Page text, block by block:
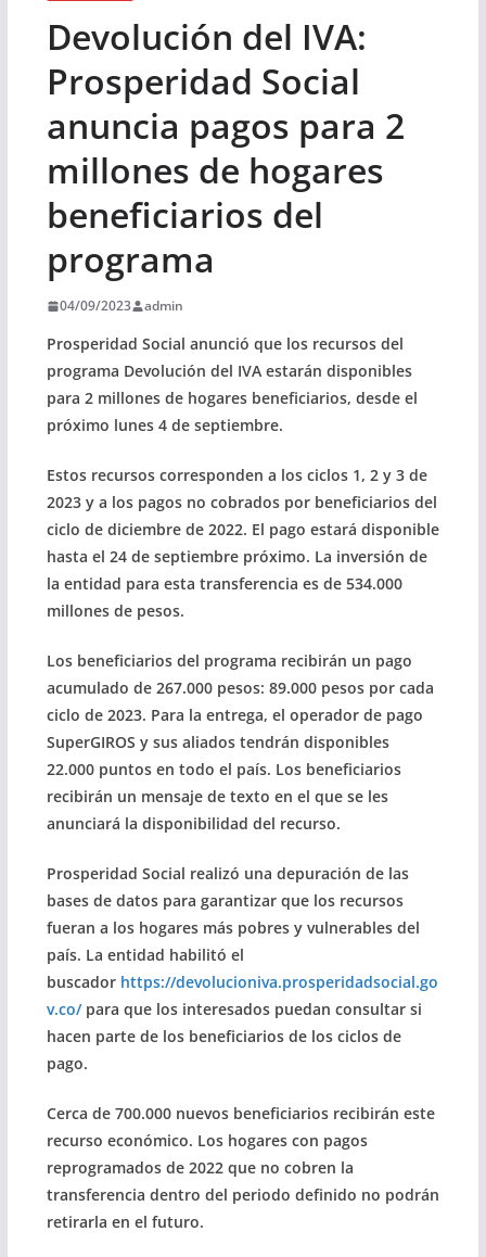
Devolución del IVA:
Prosperidad Social
anuncia pagos para 2
millones de hogares
beneficiarios del
programa
04/09/2023 admin
Prosperidad Social anunció que los recursos del
programa Devolución del IVA estarán disponibles
para 2 millones de hogares beneficiarios, desde el
próximo lunes 4 de septiembre.
Estos recursos corresponden a los ciclos 1, 2 y 3 de
2023 y a los pagos no cobrados por beneficiarios del
ciclo de diciembre de 2022. El pago estará disponible
hasta el 24 de septiembre próximo. La inversión de
la entidad para esta transferencia es de 534.000
millones de pesos.
Los beneficiarios del programa recibirán un pago
acumulado de 267.000 pesos: 89.000 pesos por cada
ciclo de 2023. Para la entrega, el operador de pago
SuperGIROS y sus aliados tendrán disponibles
22.000 puntos en todo el país. Los beneficiarios
recibirán un mensaje de texto en el que se les
anunciará la disponibilidad del recurso.
Prosperidad Social realizó una depuración de las
bases de datos para garantizar que los recursos
fueran a los hogares más pobres y vulnerables del
país. La entidad habilitó el
buscador https://devolucioniva.prosperidadsocial.go
v.co/para que los interesados puedan consultar si
hacen parte de los beneficiarios de los ciclos de
pago.
Cerca de 700.000 nuevos beneficiarios recibirán este
recurso económico. Los hogares con pagos
reprogramados de 2022 que no cobren la
transferencia dentro del periodo definido no podrán
retirarla en el futuro.